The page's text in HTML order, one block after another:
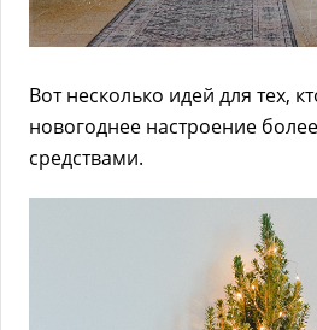
Вот несколько идей для тех,
новогоднее настроение
средствами.